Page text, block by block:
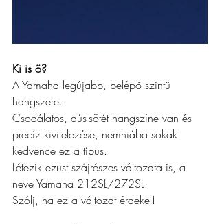
Ki is õ?
A Yamaha legújabb, belépõ szintû
hangszere.
Csodálatos, dús-sötét hangszíne van és
precíz kivitelezése, nemhiába sokak
kedvence ez a típus.
Létezik ezüst szájrészes változata is, a
neve Yamaha 212SL/272SL.
Szólj, ha ez a változat érdekel!